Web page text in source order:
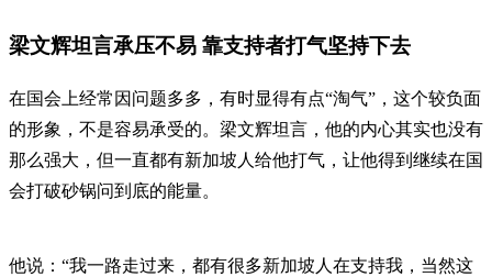
梁文辉坦言承压不易 靠支持者打气坚持下去
在国会上经常因问题多多，有时显得有点“淘气”，这个较负面
的形象，不是容易承受的。梁文辉坦言，他的内心其实也没有
那么强大，但一直都有新加坡人给他打气，让他得到继续在国
会打破砂锅问到底的能量。
他说：“我一路走过来，都有很多新加坡人在支持我，当然这